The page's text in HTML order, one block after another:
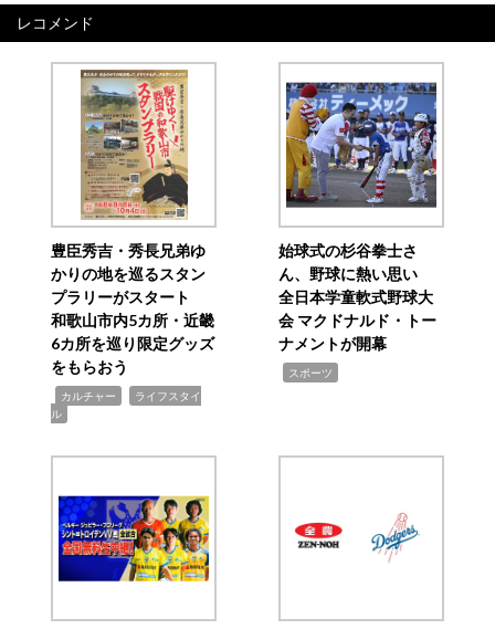
レコメンド
豊臣秀吉・秀長兄弟ゆ
かりの地を巡るスタン
プラリーがスタート
和歌山市内5カ所・近畿
6カ所を巡り限定グッズ
をもらおう
カルチャー
ライフスタイ
ル
始球式の杉谷拳士さ
ん、野球に熱い思い
全日本学童軟式野球大
会 マクドナルド・トー
ナメントが開幕
スポーツ